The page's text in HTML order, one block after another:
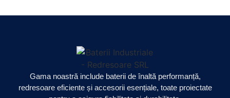
Gama noastră include baterii de înaltă performanță,
redresoare eficiente și accesorii esențiale, toate proiectate